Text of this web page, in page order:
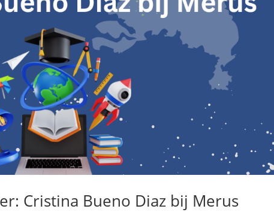
Cristina Bueno Diaz bij Merus